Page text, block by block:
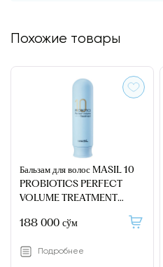
Похожие товары
Бальзам для волос MASIL 10
PROBIOTICS PERFECT
VOLUME TREATMENT
188 000 сўм
Подробнее